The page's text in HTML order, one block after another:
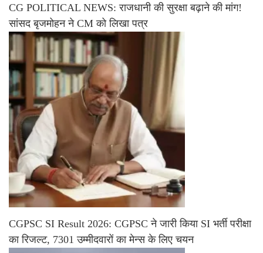
CG POLITICAL NEWS: राजधानी की सुरक्षा बढ़ाने की मांग!
सांसद बृजमोहन ने CM को लिखा पत्र
CGPSC SI Result 2026: CGPSC ने जारी किया SI भर्ती परीक्षा
का रिजल्ट, 7301 उम्मीदवारों का मेन्स के लिए चयन